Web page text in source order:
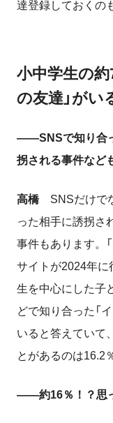
達登録しておくの
小中学生の
の友達」がい
――SNSで知り合
拐される事件など
高橋SNSだけで
った相手に誘拐さ
事件もあります。
サイトが2024年に
生を中心にした子
どで知り合った「
いると答えていて
とがあるのは16.2
――約16％！？思